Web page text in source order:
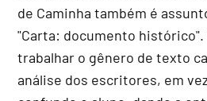
de Caminha também é
"Carta: documento
trabalhar o gênero de texto
análise dos escritores, em